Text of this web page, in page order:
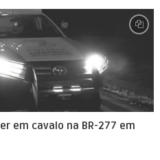
em cavalo na BR-277 em